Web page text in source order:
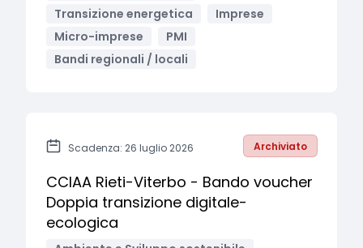
Transizione energetica
Imprese
Micro-imprese
PMI
Bandi regionali / locali
Scadenza: 26 luglio 2026 Archiviato
CCIAA Rieti-Viterbo - Bando voucher
Doppia transizione digitale-
ecologica